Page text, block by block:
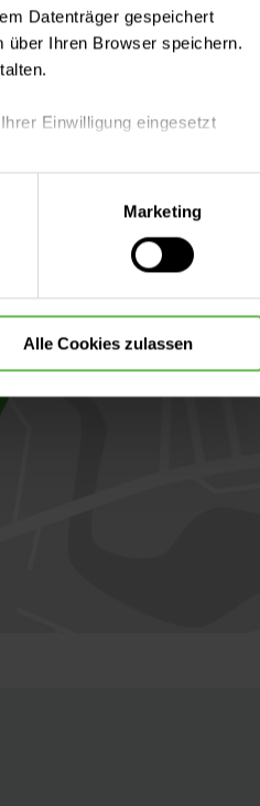
Datenträger gespeichert
über Ihren Browser speichern.
Einwilligung eingesetzt
Auswahl hinsichtlich der
die Verwendung aller Cookies
Marketing
Alle Cookies zulassen
für Schmerzmedizin